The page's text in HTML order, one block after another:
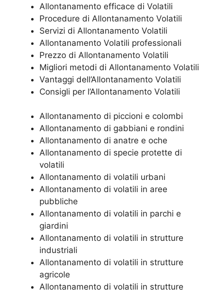
Allontanamento efficace di Volatili
Procedure di Allontanamento Volatili
Servizi di Allontanamento Volatili
Allontanamento Volatili professionali
Prezzo di Allontanamento Volatili
Migliori metodi di Allontanamento Volatili
Vantaggi dell’Allontanamento Volatili
Consigli per l’Allontanamento Volatili
Allontanamento di piccioni e colombi
Allontanamento di gabbiani e rondini
Allontanamento di anatre e oche
Allontanamento di specie protette di
volatili
Allontanamento di volatili urbani
Allontanamento di volatili in aree
pubbliche
Allontanamento di volatili in parchi e
giardini
Allontanamento di volatili in strutture
industriali
Allontanamento di volatili in strutture
agricole
Allontanamento di volatili in strutture